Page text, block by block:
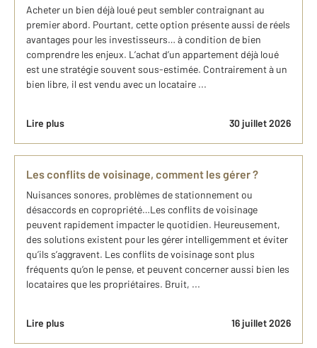
Acheter un bien déjà loué peut sembler contraignant au
premier abord. Pourtant, cette option présente aussi de réels
avantages pour les investisseurs… à condition de bien
comprendre les enjeux. L’achat d’un appartement déjà loué
est une stratégie souvent sous-estimée. Contrairement à un
bien libre, il est vendu avec un locataire ...
Lire plus 30 juillet 2026
Les conflits de voisinage, comment les gérer ?
Nuisances sonores, problèmes de stationnement ou
désaccords en copropriété…Les conflits de voisinage
peuvent rapidement impacter le quotidien. Heureusement,
des solutions existent pour les gérer intelligemment et éviter
qu’ils s’aggravent. Les conflits de voisinage sont plus
fréquents qu’on le pense, et peuvent concerner aussi bien les
locataires que les propriétaires. Bruit, ...
Lire plus 16 juillet 2026